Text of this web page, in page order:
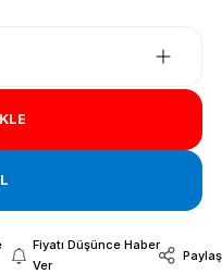
Fiyatı Düşünce Haber
Ver
Paylaş